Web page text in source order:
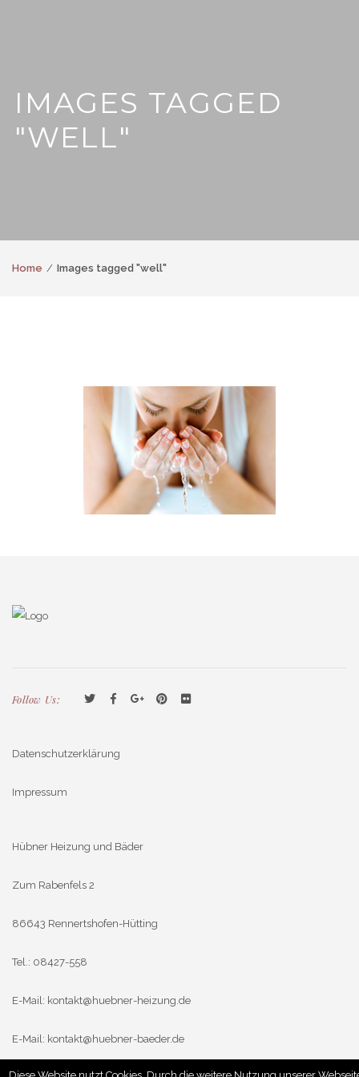
IMAGES TAGGED
"WELL"
Home Images tagged "well"
Follow Us:
Datenschutzerklärung
Impressum
Hübner Heizung und Bäder
Zum Rabenfels 2
86643 Rennertshofen-Hütting
Tel.: 08427-558
E-Mail: kontakt@huebner-heizung.de
E-Mail: kontakt@huebner-baeder.de